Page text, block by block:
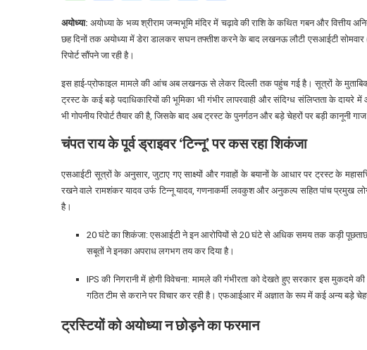
अयोध्या: अयोध्या के भव्य श्रीराम जन्मभूमि मंदिर में चढ़ावे की राशि के कथित गबन और वित्तीय
छह दिनों तक अयोध्या में डेरा डालकर सघन तफ्तीश करने के बाद लखनऊ लौटी एसआईटी
रिपोर्ट सौंपने जा रही है।
इस हाई-प्रोफाइल मामले की आंच अब लखनऊ से लेकर दिल्ली तक पहुंच गई है। सूत्रों के मुताबिक,
ट्रस्ट के कई बड़े पदाधिकारियों की भूमिका भी गंभीर लापरवाही और संदिग्ध संलिप्तता के दायरे
भी गोपनीय रिपोर्ट तैयार की है, जिसके बाद अब ट्रस्ट के पुनर्गठन और बड़े चेहरों पर बड़ी कानूनी
चंपत राय के पूर्व ड्राइवर ‘टिन्नू’ पर कस रहा शिकंजा
एसआईटी सूत्रों के अनुसार, जुटाए गए साक्ष्यों और गवाहों के बयानों के आधार पर ट्रस्ट के
रखने वाले रामशंकर यादव उर्फ टिन्नू यादव, गणनाकर्मी लवकुश और अनुकल्प सहित पांच प्रमुख
है।
20 घंटे का शिकंजा: एसआईटी ने इन आरोपियों से 20 घंटे से अधिक समय तक कड़ी पूछताछ
सबूतों ने इनका अपराध लगभग तय कर दिया है।
IPS की निगरानी में होगी विवेचना: मामले की गंभीरता को देखते हुए सरकार इस मुकदमे
गठित टीम से कराने पर विचार कर रही है। एफआईआर में अज्ञात के रूप में कई अन्य बड़े
ट्रस्टियों को अयोध्या न छोड़ने का फरमान